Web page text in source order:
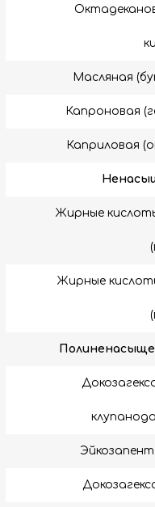
Масляная
Капроновая
Каприловая
Жирные
Жирные